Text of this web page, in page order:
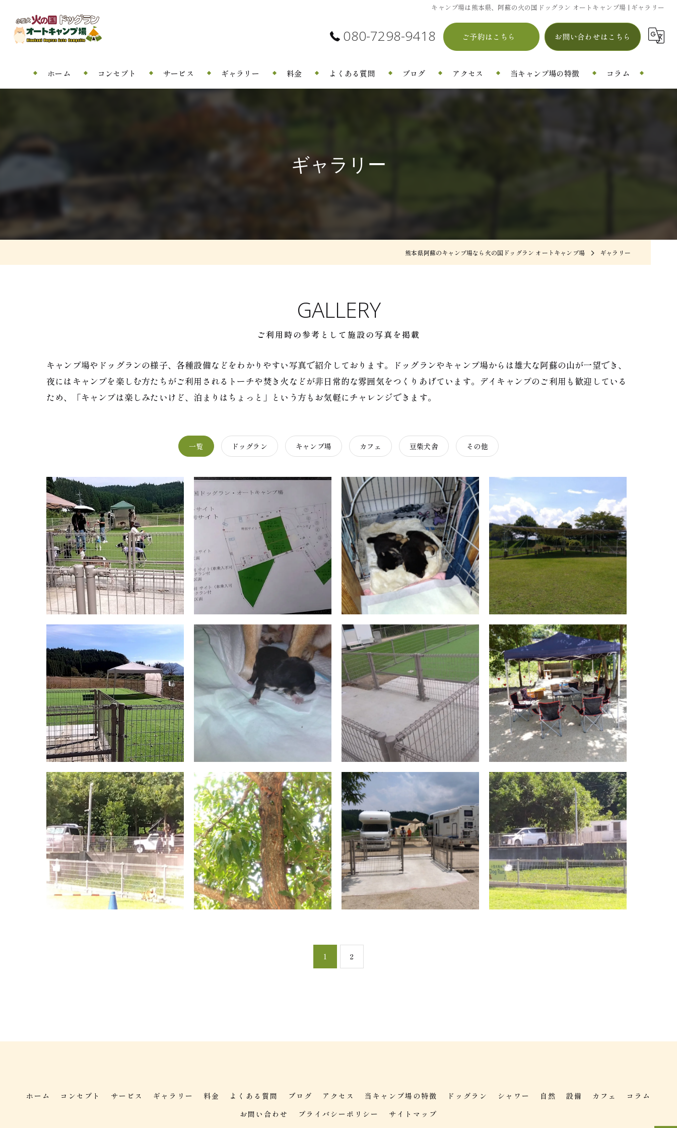
キャンプ場は熊本県、阿蘇の火の国ドッグラン オートキャンプ場 | ギャラリー
080-7298-9418 ご予約はこちら お問い合わせはこちら
ホーム コンセプト サービス ギャラリー 料金 よくある質問 ブログ アクセス 当キャンプ場の特徴 コラム
ギャラリー
熊本県阿蘇のキャンプ場なら火の国ドッグラン オートキャンプ場 ギャラリー
GALLERY
ご利用時の参考として施設の写真を掲載
キャンプ場やドッグランの様子、各種設備などをわかりやすい写真で紹介しております。ドッグランやキャンプ場からは雄大な阿蘇の山が一望でき、
夜にはキャンプを楽しむ方たちがご利用されるトーチや焚き火などが非日常的な雰囲気をつくりあげています。デイキャンプのご利用も歓迎している
ため、「キャンプは楽しみたいけど、泊まりはちょっと」という方もお気軽にチャレンジできます。
一覧 ドッグラン キャンプ場 カフェ 豆柴犬舎 その他
1 2
ホーム コンセプト サービス ギャラリー 料金 よくある質問 ブログ アクセス 当キャンプ場の特徴 ドッグラン シャワー 自然 設備 カフェ
コラム
お問い合わせ
プライバシーポリシー サイトマップ
ご予約はこちら